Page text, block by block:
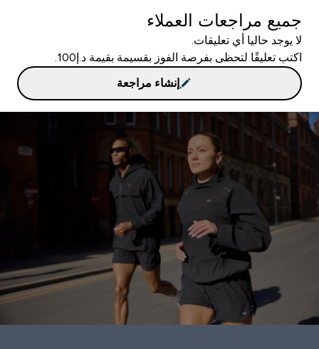
جميع مراجعات العملاء
لا يوجد حاليا أي تعليقات.
اكتب تعليقًا لتحظى بفرصة الفوز بقسيمة بقيمة د.إ100.
إنشاء مراجعة